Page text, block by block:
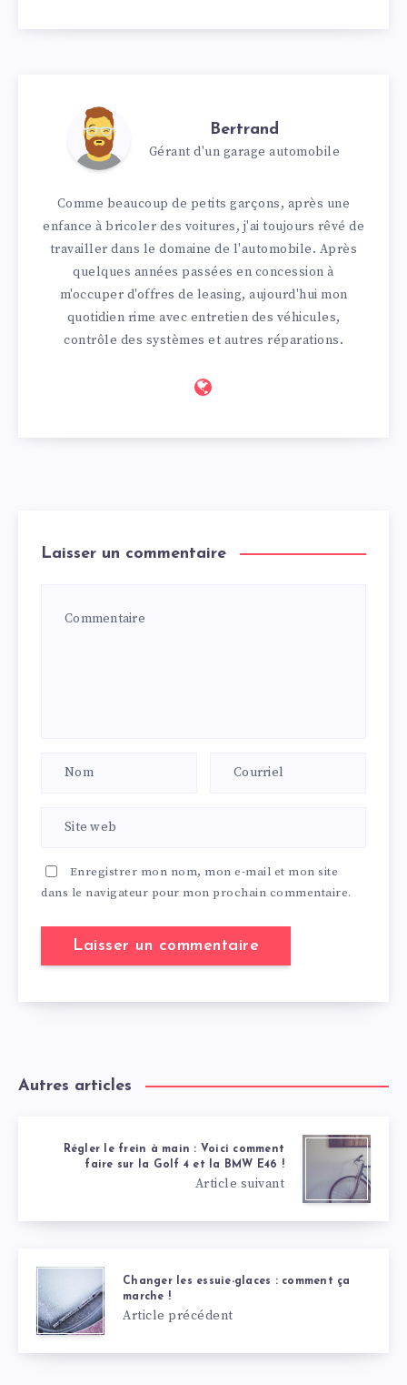
Bertrand
Gérant d'un garage automobile
Comme beaucoup de petits garçons, après une
enfance à bricoler des voitures, j'ai toujours rêvé de
travailler dans le domaine de l'automobile. Après
quelques années passées en concession à
m'occuper d'offres de leasing, aujourd'hui mon
quotidien rime avec entretien des véhicules,
contrôle des systèmes et autres réparations.
Laisser un commentaire
Enregistrer mon nom, mon e-mail et mon site
dans le navigateur pour mon prochain commentaire.
Autres articles
Régler le frein à main : Voici comment
faire sur la Golf 4 et la BMW E46 !
Article suivant
Changer les essuie-glaces : comment ça
marche !
Article précédent